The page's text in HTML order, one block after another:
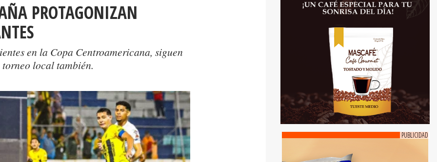
PROTAGONIZAN
en la Copa Centroamericana, siguen
torneo local también.